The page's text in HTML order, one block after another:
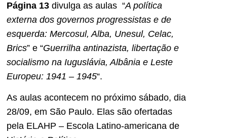
Página 13 divulga as aulas “A política
externa dos governos progressistas e de
esquerda: Mercosul, Alba, Unesul, Celac,
Brics” e “Guerrilha antinazista, libertação e
socialismo na Iuguslávia, Albânia e Leste
Europeu: 1941 – 1945“.
As aulas acontecem no próximo sábado, dia
28/09, em São Paulo. Elas são ofertadas
pela ELAHP – Escola Latino-americana de